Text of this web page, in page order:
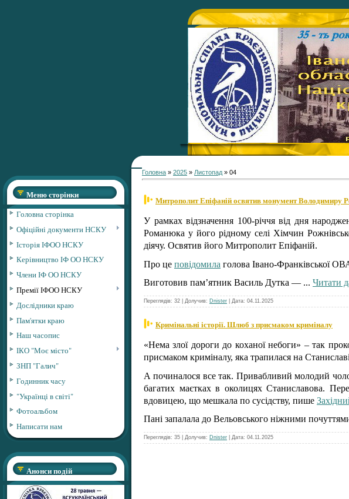
Меню сторінки
Головна сторінка
Офіційні документи НСКУ
Історія ІФОО НСКУ
Керівництво ІФ ОО НСКУ
Члени ІФ ОО НСКУ
Премії ІФОО НСКУ
Дослідники краю
Пам'ятки краю
Наш часопис
ІКО "Моє місто"
ЗНП "Галич"
Годинник часу
"Українці в світі"
Фотоальбом
Написати нам
Анонси подій
Головна » 2025 » Листопад » 04
Митрополит Епіфаній освятив монумент Володимиру
У рамках відзначення 100-річчя від дня
Романюка у його рідному селі Хімчин
діячу. Освятив його Митрополит Епіфаній.
Про це повідомила голова Івано-Франківської
Виготовив пам’ятник Василь Дутка — ... Читати
Переглядів: 32 | Долучив: Dnister | Дата: 04.11.2025
Кримінальні історії. Шлюб з присмаком криміналу
«Нема злої дороги до коханої небоги» – так
присмаком криміналу, яка трапилася на
А починалося все так. Привабливий молодий
багатих маєтках в околицях Станиславова.
вдовицею, що мешкала по сусідству, пише
Пані запалала до Вельовського ніжними
Переглядів: 35 | Долучив: Dnister | Дата: 04.11.2025